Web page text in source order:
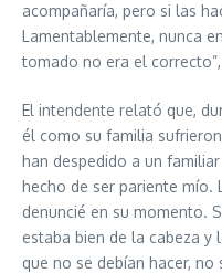
acompañaría, pero si las
Lamentablemente, nunca
tomado no era el
El intendente relató que,
él como su familia
han despedido a un
hecho de ser pariente mío.
denuncié en su momento.
estaba bien de la cabeza y
que no se debían hacer,